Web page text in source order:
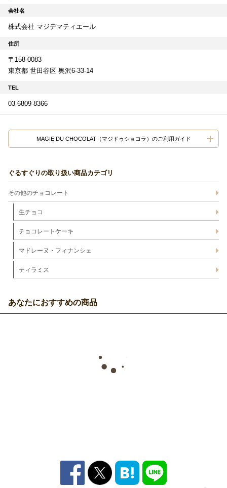
会社名
株式会社 マジデマティエール
住所
〒158-0083
東京都 世田谷区 奥沢6-33-14
TEL
03-6809-8366
MAGIE DU CHOCOLAT（マジドゥショコラ）のご利用ガイド
ぐるすぐりの取り扱い商品カテゴリ
その他のチョコレート
生チョコ
チョコレートケーキ
マドレーヌ・フィナンシェ
ティラミス
あなたにおすすめの商品